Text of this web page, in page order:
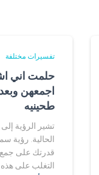
تفسيرات مختلفة
حلمت اني
اجمعهن
طحينيه
تشير الرؤية
الحالية. رؤية
قدرتك على
التغلب على